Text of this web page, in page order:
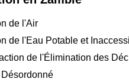
de l'Air
de l'Eau Potable et
de l'Élimination des